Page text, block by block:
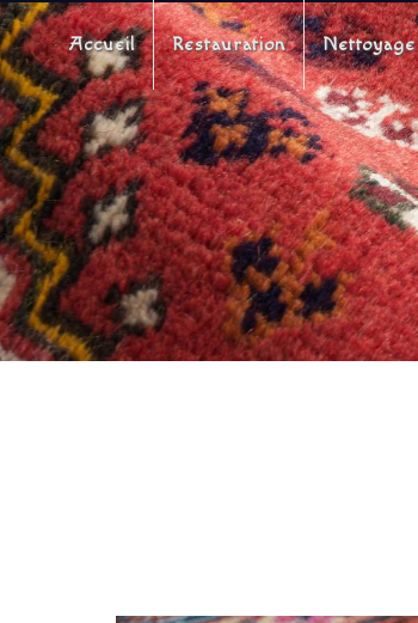
Accueil Restauration Nettoyage
Panneau de gestion des cookies